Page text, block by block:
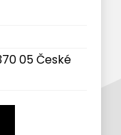
05 České